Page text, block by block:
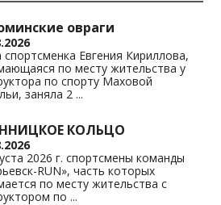
овраги
Евгения Кириллова,
по месту жительства у
по спорту Маховой
заняла 2 ...
КОЛЬЦО
2026 г. спортсмены команды
RUN», часть которых
по месту жительства с
по ...